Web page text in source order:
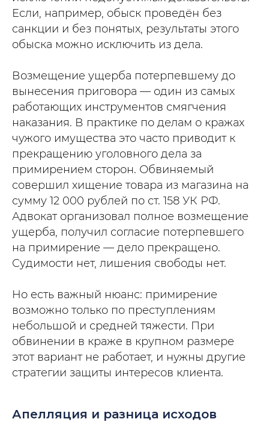
Если, например, обыск проведён без
санкции и без понятых, результаты этого
обыска можно исключить из дела.
Возмещение ущерба потерпевшему до
вынесения приговора — один из самых
работающих инструментов смягчения
наказания. В практике по делам о кражах
чужого имущества это часто приводит к
прекращению уголовного дела за
примирением сторон. Обвиняемый
совершил хищение товара из магазина на
сумму 12 000 рублей по ст. 158 УК РФ.
Адвокат организовал полное возмещение
ущерба, получил согласие потерпевшего
на примирение — дело прекращено.
Судимости нет, лишения свободы нет.
Но есть важный нюанс: примирение
возможно только по преступлениям
небольшой и средней тяжести. При
обвинении в краже в крупном размере
этот вариант не работает, и нужны другие
стратегии защиты интересов клиента.
Апелляция и разница исходов